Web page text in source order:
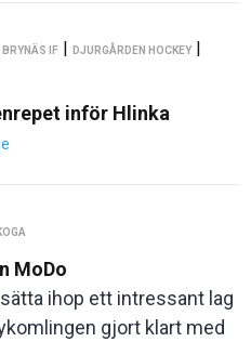
BRYNÄS IF | DJURGÅRDEN HOCKEY |
inför Hlinka
MoDo
ihop ett intressant lag
gjort klart med